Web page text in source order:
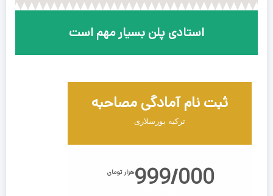
استادی پلن بسیار مهم است
ثبت نام آمادگی مصاحبه
ترکیه بورسلاری
هزار تومان999/000